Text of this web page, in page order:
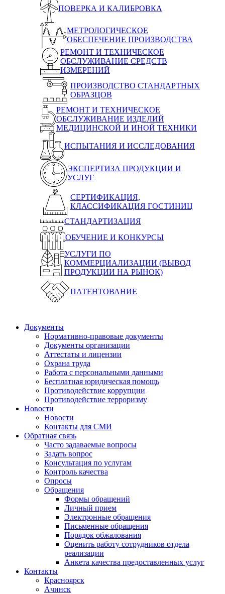
ПОВЕРКА И КАЛИБРОВКА
МЕТРОЛОГИЧЕСКОЕ
ОБЕСПЕЧЕНИЕ ПРОИЗВОДСТВА
РЕМОНТ И ТЕХНИЧЕСКОЕ
ОБСЛУЖИВАНИЕ СРЕДСТВ
ИЗМЕРЕНИЙ
ПРОИЗВОДСТВО СТАНДАРТНЫХ
ОБРАЗЦОВ
РЕМОНТ И ТЕХНИЧЕСКОЕ
ОБСЛУЖИВАНИЕ ИЗДЕЛИЙ
МЕДИЦИНСКОЙ И ИНОЙ ТЕХНИКИ
ИСПЫТАНИЯ И ИССЛЕДОВАНИЯ
ЭКСПЕРТИЗА ПРОДУКЦИИ И
УСЛУГ
СЕРТИФИКАЦИЯ,
КЛАССИФИКАЦИЯ ГОСТИНИЦ
СТАНДАРТИЗАЦИЯ
ОБУЧЕНИЕ И КОНКУРСЫ
УСЛУГИ ПО
КОММЕРЦИАЛИЗАЦИИ (ВЫВОД
ПРОДУКЦИИ НА РЫНОК)
ПАТЕНТОВАНИЕ
Документы
Нормативно-правовые документы
Документы организации
Аттестаты и лицензии
Охрана труда
Работа с персональными данными
Бесплатная юридическая помощь
Противодействие коррупции
Противодействие терроризму
Новости
Новости
Контакты для СМИ
Обратная связь
Часто задаваемые вопросы
Задать вопрос
Консультация по услугам
Контроль качества
Опросы
Обращения
Формы обращений
Личный прием
Электронные обращения
Письменные обращения
Порядок обжалования
Оценить работу сотрудников отдела
реализации
Анкета качества предоставленных услуг
Контакты
Красноярск
Ачинск